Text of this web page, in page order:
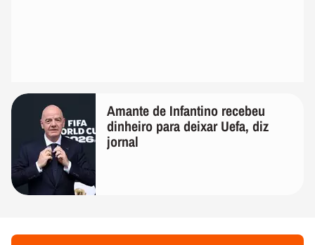
Amante de Infantino recebeu
dinheiro para deixar Uefa, diz
jornal